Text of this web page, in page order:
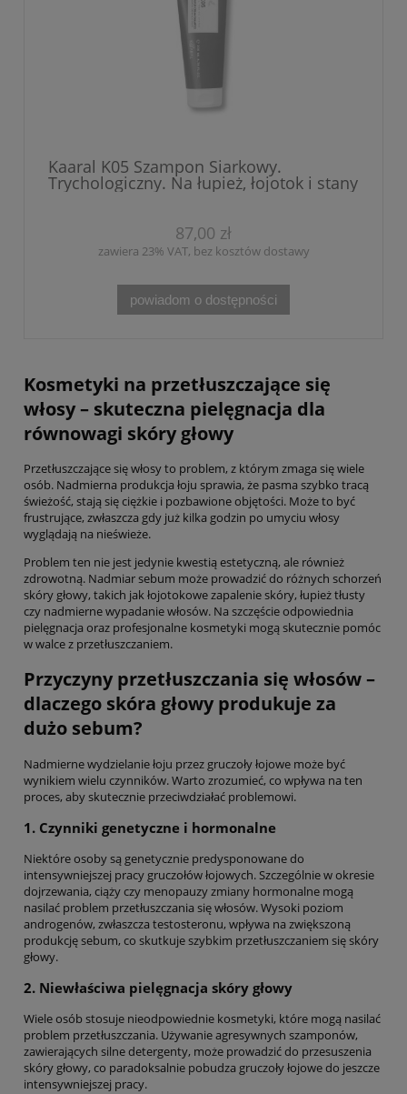
Kaaral K05 Szampon Siarkowy.
Trychologiczny. Na łupież, łojotok i stany
zapalne. Działanie przeciw bakteryjne i
Olejkiem z drzewa herbacianego i
gliceryną roślinną. Nie wysusza skóry.
87,00 zł
zawiera 23% VAT, bez kosztów dostawy
powiadom o dostępności
Kosmetyki na przetłuszczające się
włosy – skuteczna pielęgnacja dla
równowagi skóry głowy
Przetłuszczające się włosy to problem, z którym zmaga się wiele
osób. Nadmierna produkcja łoju sprawia, że pasma szybko tracą
świeżość, stają się ciężkie i pozbawione objętości. Może to być
frustrujące, zwłaszcza gdy już kilka godzin po umyciu włosy
wyglądają na nieświeże.
Problem ten nie jest jedynie kwestią estetyczną, ale również
zdrowotną. Nadmiar sebum może prowadzić do różnych schorzeń
skóry głowy, takich jak łojotokowe zapalenie skóry, łupież tłusty
czy nadmierne wypadanie włosów. Na szczęście odpowiednia
pielęgnacja oraz profesjonalne kosmetyki mogą skutecznie pomóc
w walce z przetłuszczaniem.
Przyczyny przetłuszczania się włosów –
dlaczego skóra głowy produkuje za
dużo sebum?
Nadmierne wydzielanie łoju przez gruczoły łojowe może być
wynikiem wielu czynników. Warto zrozumieć, co wpływa na ten
proces, aby skutecznie przeciwdziałać problemowi.
1. Czynniki genetyczne i hormonalne
Niektóre osoby są genetycznie predysponowane do
intensywniejszej pracy gruczołów łojowych. Szczególnie w okresie
dojrzewania, ciąży czy menopauzy zmiany hormonalne mogą
nasilać problem przetłuszczania się włosów. Wysoki poziom
androgenów, zwłaszcza testosteronu, wpływa na zwiększoną
produkcję sebum, co skutkuje szybkim przetłuszczaniem się skóry
głowy.
2. Niewłaściwa pielęgnacja skóry głowy
Wiele osób stosuje nieodpowiednie kosmetyki, które mogą nasilać
problem przetłuszczania. Używanie agresywnych szamponów,
zawierających silne detergenty, może prowadzić do przesuszenia
skóry głowy, co paradoksalnie pobudza gruczoły łojowe do jeszcze
intensywniejszej pracy.